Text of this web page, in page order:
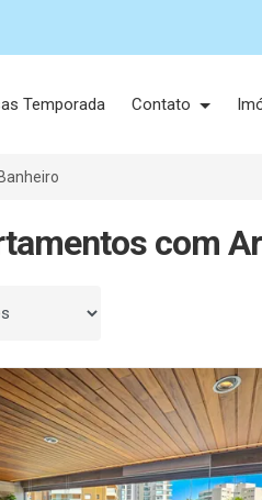
Temporada Contato
com